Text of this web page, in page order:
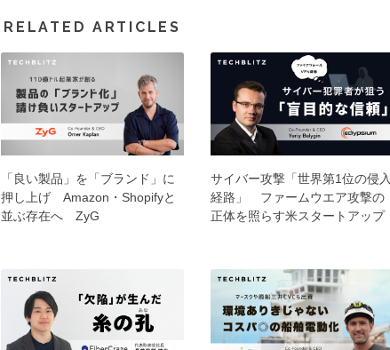
RELATED ARTICLES
「良い製品」を「ブランド」に
押し上げ Amazon・Shopifyと
並ぶ存在へ ZyG
サイバー攻撃「世界第1位の侵入
経路」 ファームウエア攻撃の
正体を照らす米スタートアップ